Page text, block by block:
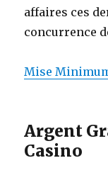
affaires ces
concurrence
Mise
Argent
Casino